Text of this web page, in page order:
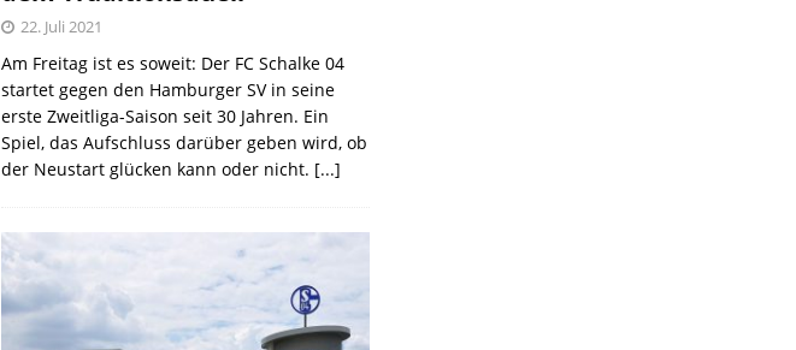
22. Juli 2021
Am Freitag ist es soweit: Der FC Schalke 04
startet gegen den Hamburger SV in seine
erste Zweitliga-Saison seit 30 Jahren. Ein
Spiel, das Aufschluss darüber geben wird, ob
der Neustart glücken kann oder nicht. [...]